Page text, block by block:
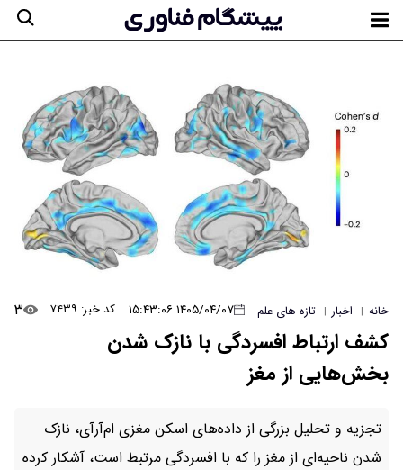
خانه | اخبار | تازه های علم ۱۴۰۵/۰۴/۰۷ ۱۵:۴۳:۰۶ کد خبر: ۷۴۳۹ ۳
کشف ارتباط افسردگی با نازک شدن
بخش‌هایی از مغز
تجزیه و تحلیل بزرگی از داده‌های اسکن مغزی ام‌آرآی، نازک
شدن ناحیه‌ای از مغز را که با افسردگی مرتبط است، آشکار کرده